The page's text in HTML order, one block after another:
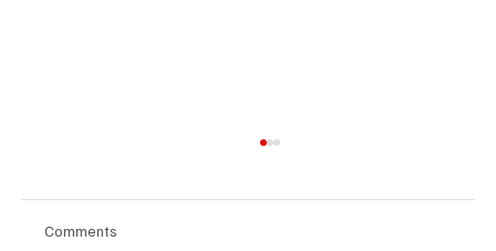
Comments